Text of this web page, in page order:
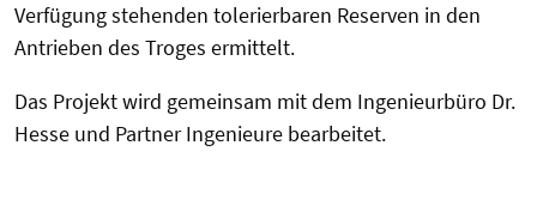
Verfügung stehenden tolerierbaren Reserven in den
Antrieben des Troges ermittelt.
Das Projekt wird gemeinsam mit dem Ingenieurbüro Dr.
Hesse und Partner Ingenieure bearbeitet.